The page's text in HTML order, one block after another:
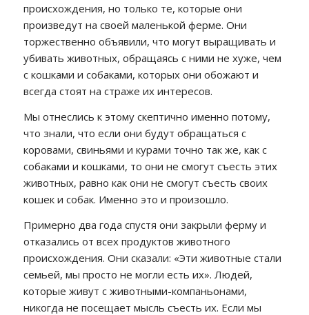
происхождения, но только те, которые они
произведут на своей маленькой ферме. Они
торжественно объявили, что могут выращивать и
убивать животных, обращаясь с ними не хуже, чем
с кошками и собаками, которых они обожают и
всегда стоят на страже их интересов.
Мы отнеслись к этому скептично именно потому,
что знали, что если они будут обращаться с
коровами, свиньями и курами точно так же, как с
собаками и кошками, то они не смогут съесть этих
животных, равно как они не смогут съесть своих
кошек и собак. Именно это и произошло.
Примерно два года спустя они закрыли ферму и
отказались от всех продуктов животного
происхождения. Они сказали: «Эти животные стали
семьей, мы просто не могли есть их». Людей,
которые живут с животными-компаньонами,
никогда не посещает мысль съесть их. Если мы